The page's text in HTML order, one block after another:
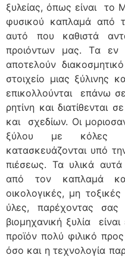
ξυλείας, όπως είναι το
φυσικού καπλαμά από
αυτό που καθιστά
προιόντων μας. Tα
αποτελούν
στοιχείο μιας ξύλινης
επικολλούνται επάνω
ρητίνη και
και σχεδίων. Οι
ξύλου με κόλες
κατασκευάζονται υπό
πιέσεως. Τα υλικά
από τον καπλαμά
οικολογικές, μη
ύλες, παρέχοντας
βιομηχανική ξυλία
προϊόν πολύ φιλικό
όσο και η τεχνολογία